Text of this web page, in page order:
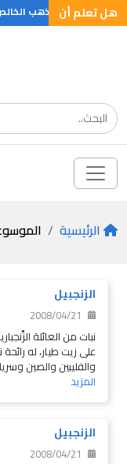
هل تعلم أن
الرئيسية
الزنجبيل
2008/04/21
نبات من العائلة
على زيت طيار، له
والفليبين والصين
المزيد
الزنجبيل
2008/04/21